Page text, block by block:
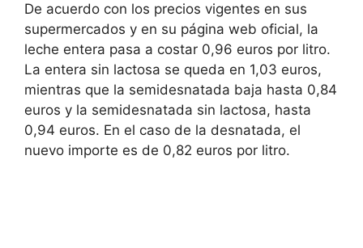
De acuerdo con los precios vigentes en sus
supermercados y en su página web oficial, la
leche entera pasa a costar 0,96 euros por litro.
La entera sin lactosa se queda en 1,03 euros,
mientras que la semidesnatada baja hasta 0,84
euros y la semidesnatada sin lactosa, hasta
0,94 euros. En el caso de la desnatada, el
nuevo importe es de 0,82 euros por litro.